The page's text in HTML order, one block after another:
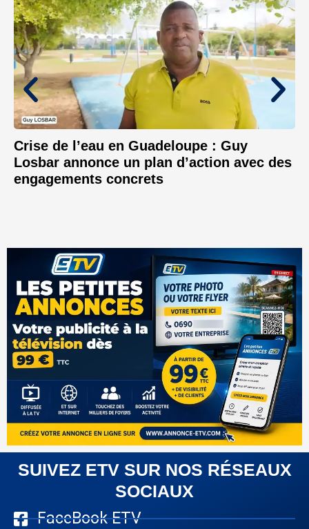
Crise de l’eau en Guadeloupe : Guy
Losbar annonce un plan d’action avec des
engagements concrets
SUIVEZ ETV SUR NOS RÉSEAUX
SOCIAUX
FaceBook ETV